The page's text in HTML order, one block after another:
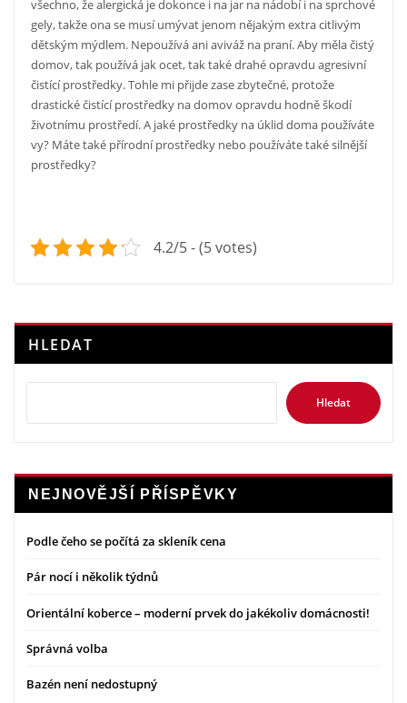
všechno, že alergická je dokonce i na jar na nádobí i na sprchové
gely, takže ona se musí umývat jenom nějakým extra citlivým
dětským mýdlem. Nepoužívá ani aviváž na praní. Aby měla čistý
domov, tak používá jak ocet, tak také drahé opravdu agresivní
čistící prostředky. Tohle mi přijde zase zbytečné, protože
drastické čistící prostředky na domov opravdu hodně škodí
životnímu prostředí. A jaké prostředky na úklid doma používáte
vy? Máte také přírodní prostředky nebo používáte také silnější
prostředky?
4.2/5 - (5 votes)
HLEDAT
Hledat
NEJNOVĚJŠÍ PŘÍSPĚVKY
Podle čeho se počítá za skleník cena
Pár nocí i několik týdnů
Orientální koberce – moderní prvek do jakékoliv domácnosti!
Správná volba
Bazén není nedostupný